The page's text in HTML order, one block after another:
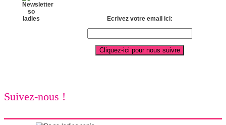
Ecrivez votre email ici:
Suivez-nous !